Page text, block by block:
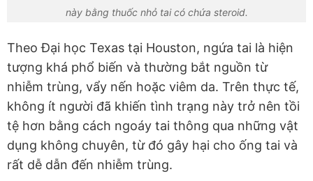
này bằng thuốc nhỏ tai có chứa steroid.
Theo Đại học Texas tại Houston, ngứa tai là hiện
tượng khá phổ biến và thường bắt nguồn từ
nhiễm trùng, vẩy nến hoặc viêm da. Trên thực tế,
không ít người đã khiến tình trạng này trở nên tồi
tệ hơn bằng cách ngoáy tai thông qua những vật
dụng không chuyên, từ đó gây hại cho ống tai và
rất dễ dẫn đến nhiễm trùng.